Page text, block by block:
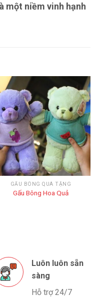
một niềm vinh hạnh
GẤU BÔNG QUÀ TẶNG
Gấu Bông Hoa Quả
Luôn luôn sẵn
sàng
Hỗ trợ 24/7